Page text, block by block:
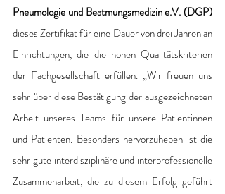
Pneumologie und Beatmungsmedizin e.V. (DGP)
dieses Zertifikat für eine Dauer von drei Jahren an
Einrichtungen, die die hohen Qualitätskriterien
der Fachgesellschaft erfüllen. „Wir freuen uns
sehr über diese Bestätigung der ausgezeichneten
Arbeit unseres Teams für unsere Patientinnen
und Patienten. Besonders hervorzuheben ist die
sehr gute interdisziplinäre und interprofessionelle
Zusammenarbeit, die zu diesem Erfolg geführt